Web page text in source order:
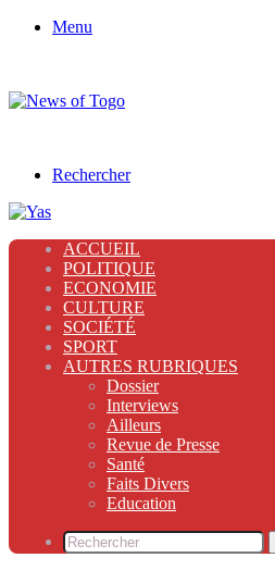
Menu
Rechercher
ACCUEIL
POLITIQUE
ECONOMIE
CULTURE
SOCIÉTÉ
SPORT
AUTRES RUBRIQUES
Dossier
Interviews
Ailleurs
Revue de Presse
Santé
Faits Divers
Education